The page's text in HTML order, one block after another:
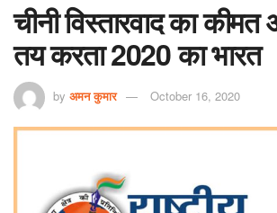
चीनी विस्तारवाद का
तय करता 2020 का भारत
by अमन कुमार October 16, 2020